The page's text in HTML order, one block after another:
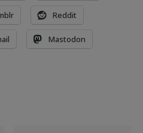
Reddit
Mastodon